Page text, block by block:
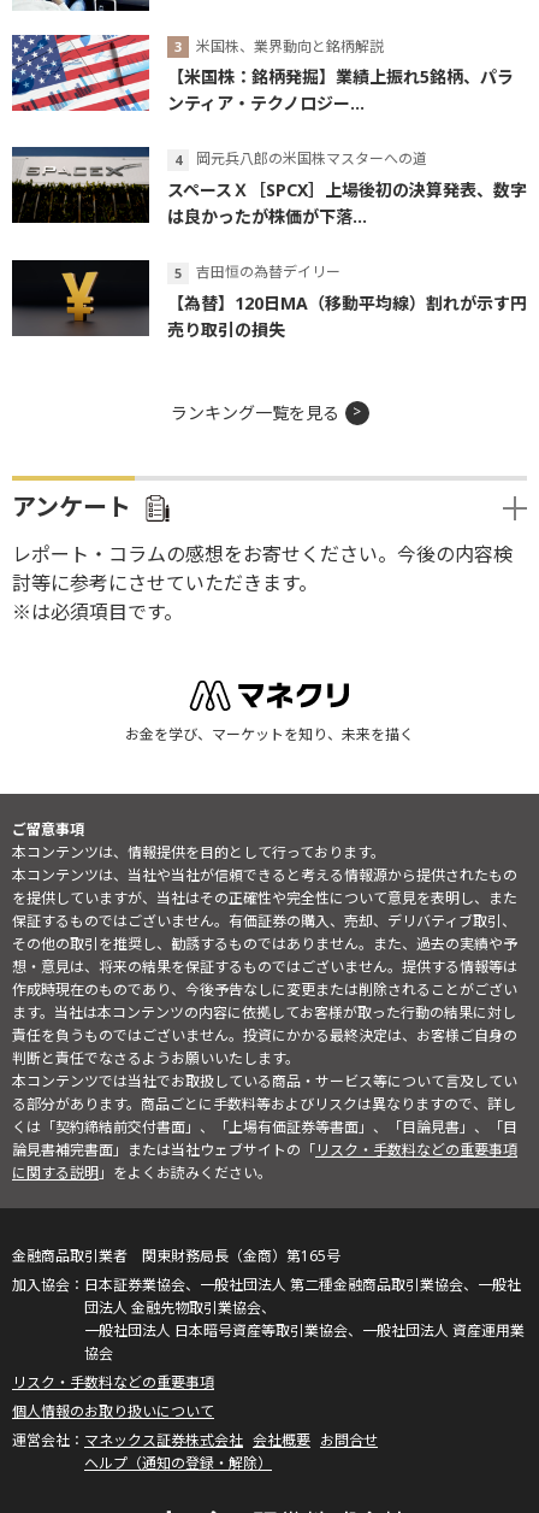
米国株、業界動向と銘柄解説
【米国株：銘柄発掘】業績上振れ5銘柄、パラ
ンティア・テクノロジー...
岡元兵八郎の米国株マスターへの道
スペースＸ［SPCX］上場後初の決算発表、数字
は良かったが株価が下落...
吉田恒の為替デイリー
【為替】120日MA（移動平均線）割れが示す円
売り取引の損失
ランキング一覧を見る
アンケート
レポート・コラムの感想をお寄せください。今後の内容検
討等に参考にさせていただきます。
※は必須項目です。
お金を学び、マーケットを知り、未来を描く
ご留意事項
本コンテンツは、情報提供を目的として行っております。
本コンテンツは、当社や当社が信頼できると考える情報源から提供されたもの
を提供していますが、当社はその正確性や完全性について意見を表明し、また
保証するものではございません。有価証券の購入、売却、デリバティブ取引、
その他の取引を推奨し、勧誘するものではありません。また、過去の実績や予
想・意見は、将来の結果を保証するものではございません。提供する情報等は
作成時現在のものであり、今後予告なしに変更または削除されることがござい
ます。当社は本コンテンツの内容に依拠してお客様が取った行動の結果に対し
責任を負うものではございません。投資にかかる最終決定は、お客様ご自身の
判断と責任でなさるようお願いいたします。
本コンテンツでは当社でお取扱している商品・サービス等について言及してい
る部分があります。商品ごとに手数料等およびリスクは異なりますので、詳し
くは「契約締結前交付書面」、「上場有価証券等書面」、「目論見書」、「目
論見書補完書面」または当社ウェブサイトの「リスク・手数料などの重要事項
に関する説明」をよくお読みください。
金融商品取引業者 関東財務局長（金商）第165号
日本証券業協会、一般社団法人 第二種金融商品取引業協会、一般社
団法人 金融先物取引業協会、
一般社団法人 日本暗号資産等取引業協会、一般社団法人 資産運用業
協会
リスク・手数料などの重要事項
個人情報のお取り扱いについて
マネックス証券株式会社 会社概要 お問合せ
ヘルプ（通知の登録・解除）